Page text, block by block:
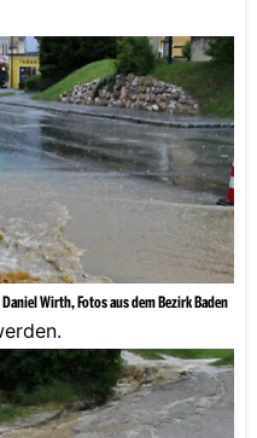
Wirth, Fotos aus dem Bezirk Baden